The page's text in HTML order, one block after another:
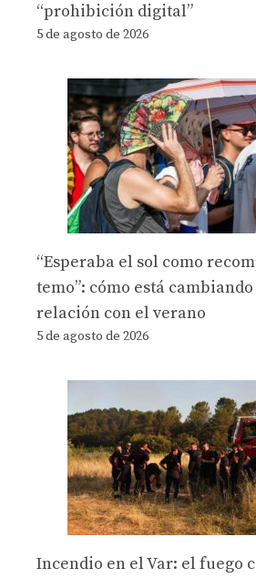
“prohibición digital”
5 de agosto de 2026
“Esperaba el sol como
temo”: cómo está
relación con el verano
5 de agosto de 2026
Incendio en el Var: el fuego